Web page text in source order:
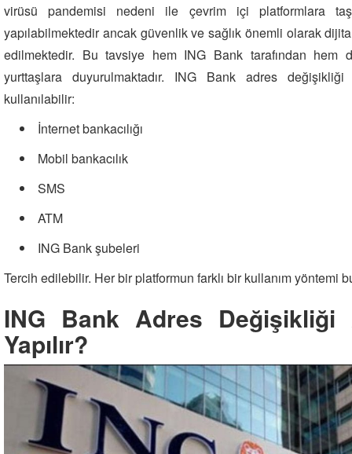
virüsü pandemisi nedeni ile çevrim içi platformlara
yapılabilmektedir ancak güvenlik ve sağlık önemli olarak
edilmektedir. Bu tavsiye hem ING Bank tarafından hem
yurttaşlara duyurulmaktadır. ING Bank adres
kullanılabilir:
İnternet bankacılığı
Mobil bankacılık
SMS
ATM
ING Bank şubeleri
Tercih edilebilir. Her bir platformun farklı bir kullanım yöntemi
ING Bank Adres Değişikliği
Yapılır?